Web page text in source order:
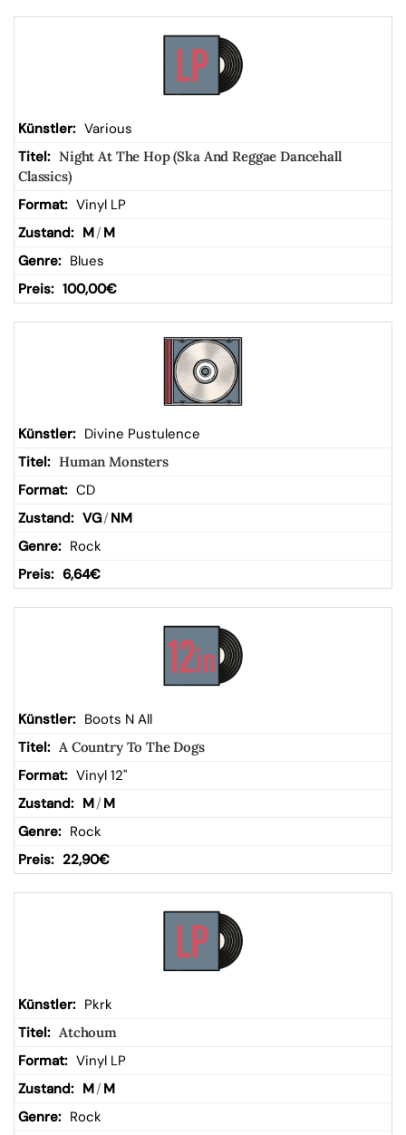
b
Various
Night At The Hop (Ska And Reggae Dancehall
Classics)
Vinyl LP
M/ M
Blues
100,00€
Divine Pustulence
Human Monsters
CD
VG/ NM
Rock
6,64€
Boots N All
A Country To The Dogs
Vinyl 12"
M/ M
Rock
22,90€
Pkrk
Atchoum
Vinyl LP
M/ M
Rock